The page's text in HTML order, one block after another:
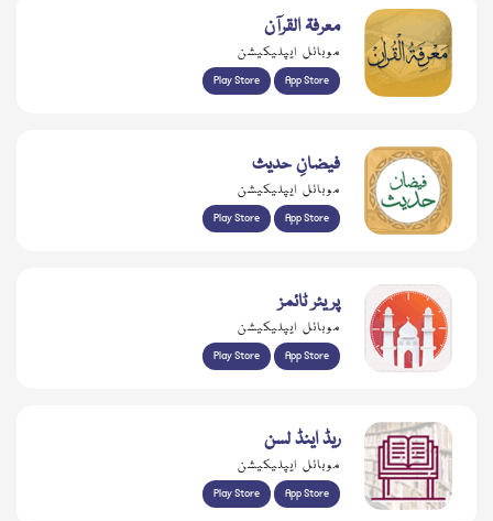
معرفۃ القرآن
موبائل ایپلیکیشن
Play Store App Store
فیضانِ حدیث
موبائل ایپلیکیشن
Play Store App Store
پریئر ٹائمز
موبائل ایپلیکیشن
Play Store App Store
ریڈ اینڈ لسن
موبائل ایپلیکیشن
Play Store App Store